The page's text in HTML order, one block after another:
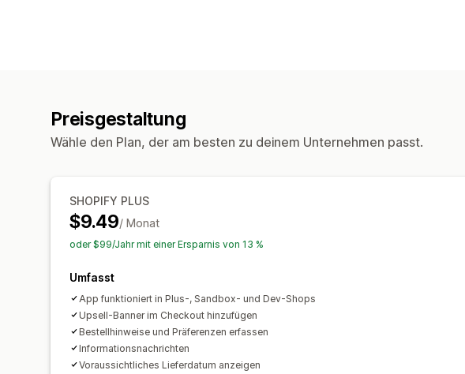
Preisgestaltung
Wähle den Plan, der am besten zu deinem Unternehmen passt.
SHOPIFY PLUS
$9.49/ Monat
oder $99/Jahr mit einer Ersparnis von 13 %
Umfasst
App funktioniert in Plus-, Sandbox- und Dev-Shops
Upsell-Banner im Checkout hinzufügen
Bestellhinweise und Präferenzen erfassen
Informationsnachrichten
Voraussichtliches Lieferdatum anzeigen